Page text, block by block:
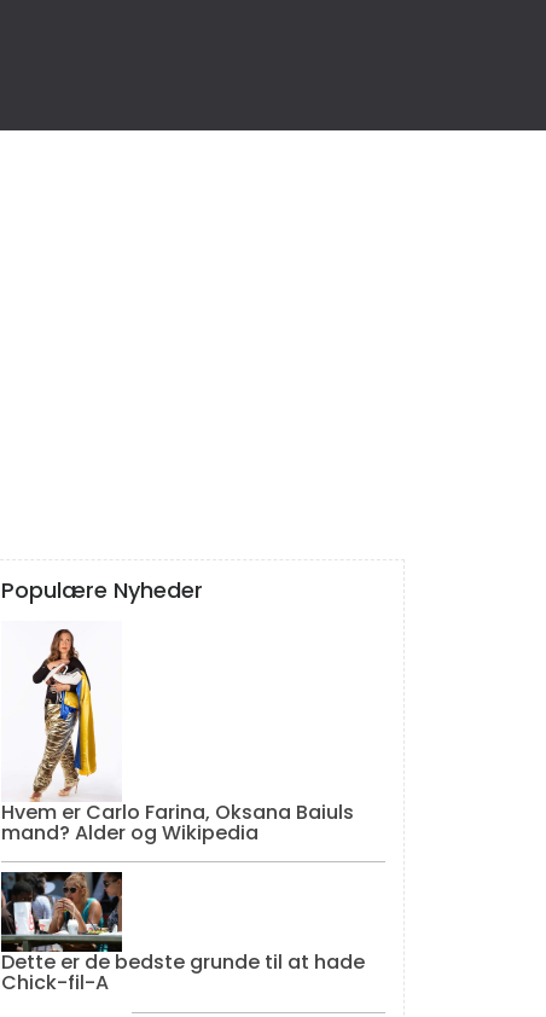
Populære Nyheder
Hvem er Carlo Farina, Oksana Baiuls
mand? Alder og Wikipedia
Dette er de bedste grunde til at hade
Chick-fil-A